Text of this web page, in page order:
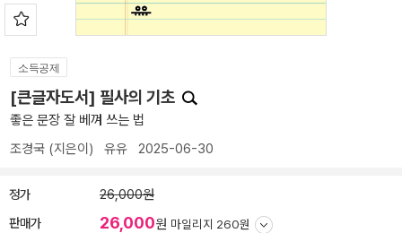
소득공제
[큰글자도서] 필사의 기초
좋은 문장 잘 베껴 쓰는 법
조경국 (지은이) 유유 2025-06-30
정가 26,000원
판매가 26,000원 마일리지 260원